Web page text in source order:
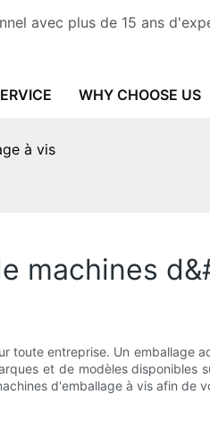
avec plus de 15 ans
WHY CHOOSE US
à vis
machines
toute entreprise. Un
et de modèles
d'emballage à vis afin de